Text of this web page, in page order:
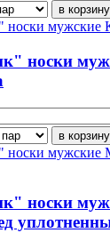
носки
носки